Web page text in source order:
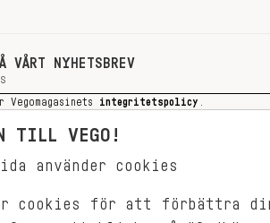
VÅRT NYHETSBREV
Vegomagasinets integritetspolicy
RECEPT
TILL VEGO!
använder cookies
cookies för att förbättra